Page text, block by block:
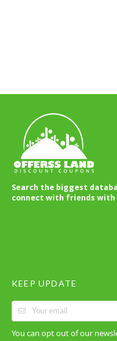
Search the biggest
connect with friends with
KEEP UPDATE
You can opt out of our